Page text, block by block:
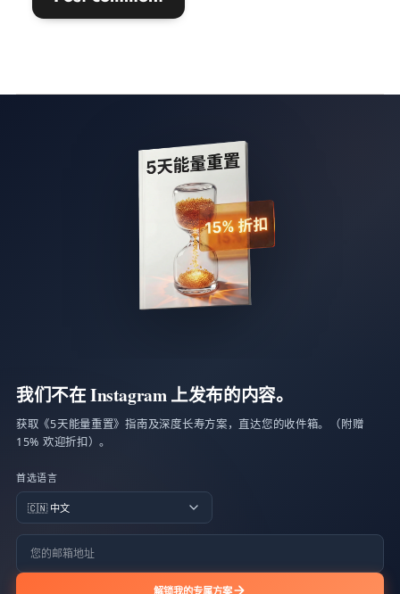
我们不在 Instagram 上发布的内容。
获取《5天能量重置》指南及深度长寿方案，直达您的收件箱。（附赠
15% 欢迎折扣）。
首选语言
解锁我的专属方案